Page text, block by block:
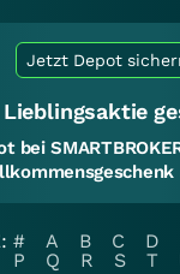
Jetzt Depot
bei
# A B C D
P Q R S T